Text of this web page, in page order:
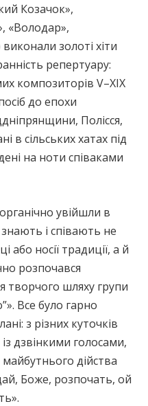
Козачок»,
«Володар»,
золоті хіти
репертуару:
композиторів V–XIX
до епохи
Полісся,
в сільських хатах під
на ноти співаками
увійшли в
і співають не
або носії традиції, а й
розпочався
творчого шляху групи
Все було гарно
з різних куточків
дзвінкими голосами,
майбутнього дійства
Боже, розпочать, ой